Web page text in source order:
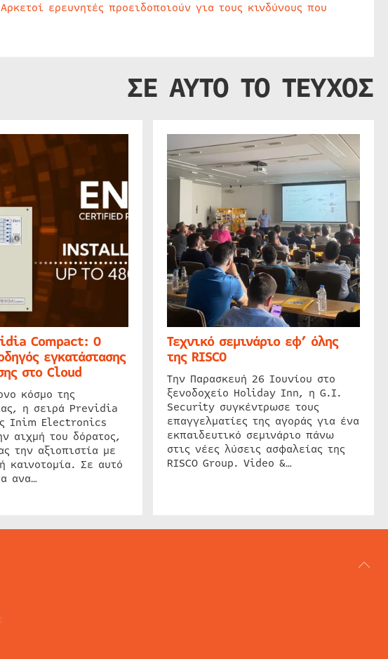
ερευνητές προειδοποιούν για τους κινδύνους που
ΣΕ ΑΥΤΟ ΤΟ ΤΕΥΧΟΣ
Compact: Ο
εγκατάστασης
στο Cloud
κόσμο της
η σειρά Previdia
Inim Electronics
αιχμή του δόρατος,
την αξιοπιστία με
καινοτομία. Σε αυτό
ανα…
Τεχνικό σεμινάριο εφ’ όλης
της RISCO
Την Παρασκευή 26 Ιουνίου στο
ξενοδοχείο Holiday Inn, η G.I.
Security συγκέντρωσε τους
επαγγελματίες της αγοράς για ένα
εκπαιδευτικό σεμινάριο πάνω
στις νέες λύσεις ασφαλείας της
RISCO Group. Video &…